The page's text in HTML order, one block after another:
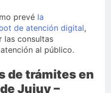
prevé la
de atención digital,
las consultas
al público.
de trámites en
Jujuy –